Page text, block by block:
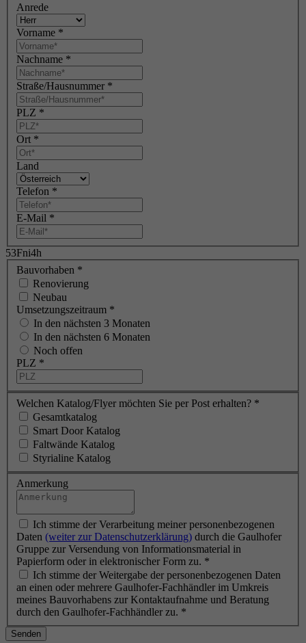
Anrede
Vorname *
Nachname *
Straße/Hausnummer *
PLZ *
Ort *
Land
Telefon *
E-Mail *
53Fni4h
Bauvorhaben *
Renovierung
Neubau
Umsetzungszeitraum *
In den nächsten 3 Monaten
In den nächsten 6 Monaten
Noch offen
PLZ *
Welchen Katalog/Flyer möchten Sie per Post erhalten? *
Gesamtkatalog
Smart Door Katalog
Faltwände Katalog
Styrialine Katalog
Anmerkung
Ich stimme der Verarbeitung meiner personenbezogenen
Daten (weiter zur Datenschutzerklärung) durch die Gaulhofer
Gruppe zur Versendung von Informationsmaterial in
Papierform oder in elektronischer Form zu. *
Ich stimme der Weitergabe der personenbezogenen Daten
an einen oder mehrere Gaulhofer-Fachhändler im Umkreis
meines Bauvorhabens zur Kontaktaufnahme und Beratung
durch den Gaulhofer-Fachhändler zu. *
Senden